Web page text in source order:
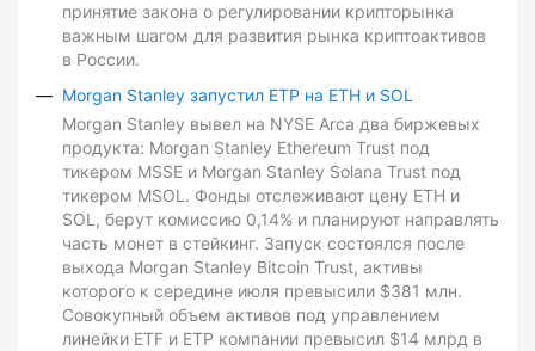
принятие закона о регулировании крипторынка
важным шагом для развития рынка криптоактивов
в России.
Morgan Stanley запустил ETP на ETH и SOL
Morgan Stanley вывел на NYSE Arca два биржевых
продукта: Morgan Stanley Ethereum Trust под
тикером MSSE и Morgan Stanley Solana Trust под
тикером MSOL. Фонды отслеживают цену ETH и
SOL, берут комиссию 0,14% и планируют направлять
часть монет в стейкинг. Запуск состоялся после
выхода Morgan Stanley Bitcoin Trust, активы
которого к середине июля превысили $381 млн.
Совокупный объем активов под управлением
линейки ETF и ETP компании превысил $14 млрд в